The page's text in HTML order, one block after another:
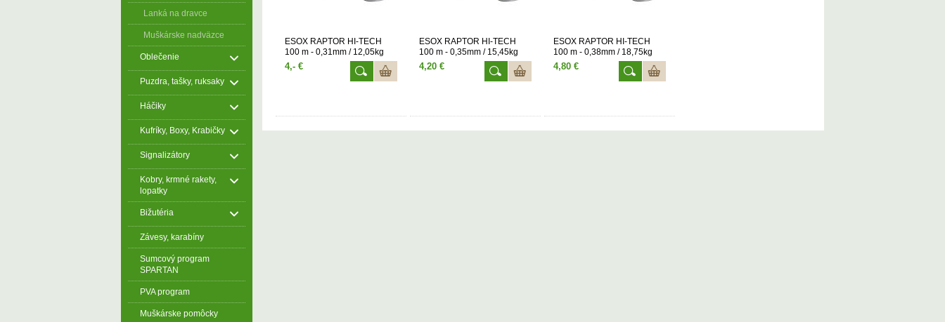
Lanká na dravce
Muškárske nadväzce
Oblečenie
Puzdra, tašky, ruksaky
Háčiky
Kufríky, Boxy, Krabičky
Signalizátory
Kobry, krmné rakety,
lopatky
Bižutéria
Závesy, karabíny
Sumcový program
SPARTAN
PVA program
Muškárske pomôcky
ESOX RAPTOR HI-TECH
100 m - 0,31mm / 12,05kg
4,- €
ESOX RAPTOR HI-TECH
100 m - 0,35mm / 15,45kg
4,20 €
ESOX RAPTOR HI-TECH
100 m - 0,38mm / 18,75kg
4,80 €